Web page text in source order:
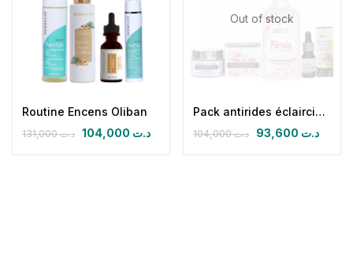
Routine Encens Oliban
د.ت131,000 د.ت
Out of stock
Pack antirides éclaircissant nuit
د.ت104,000 د.ت